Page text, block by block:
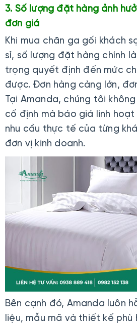
3. Số lượng đặt hàng ảnh
đơn giá
Khi mua chăn ga gối khách
sỉ, số lượng đặt hàng chính
trọng quyết định đến mức
được. Đơn hàng càng lớn,
Tại Amanda, chúng tôi
cố định mà báo giá linh
nhu cầu thực tế của từng
đơn vị kinh doanh.
Bên cạnh đó, Amanda luôn
liệu, mẫu mã và thiết kế phù